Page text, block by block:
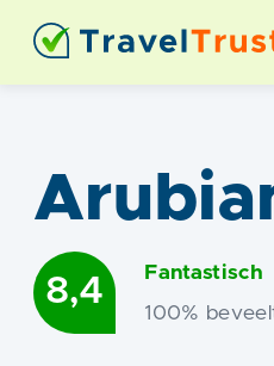
8,4
Fantastisch
100%